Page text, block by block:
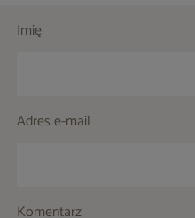
Imię
Adres e-mail
Komentarz